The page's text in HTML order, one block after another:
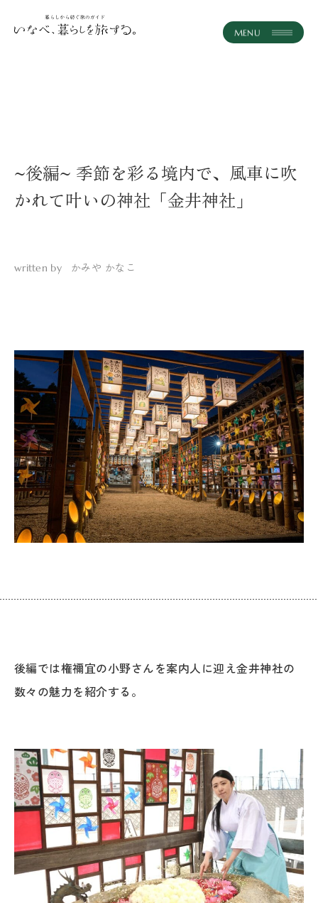
体験・ツアー
いなべとつながる
プライバシーポリシー
運 営：一般社団法人 グリーンクリエイティブいなべ
お問い合わせはこちら
~後編~ 季節を彩る境内で、風車に吹
かれて叶いの神社「金井神社」
written by かみや かなこ
後編では権禰宜の小野さんを案内人に迎え金井神社の
数々の魅力を紹介する。